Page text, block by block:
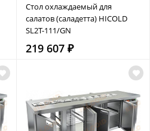
Стол охлаждаемый для
салатов (саладетта) HICOLD
SL2T-111/GN
219 607 ₽